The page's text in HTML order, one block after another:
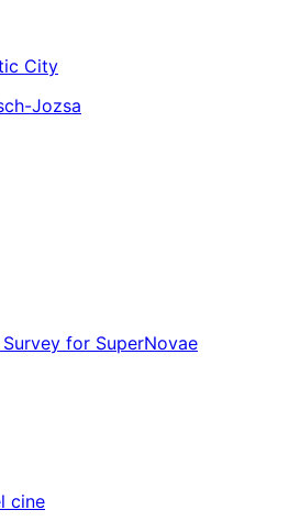
City
Jozsa
for SuperNovae
cine